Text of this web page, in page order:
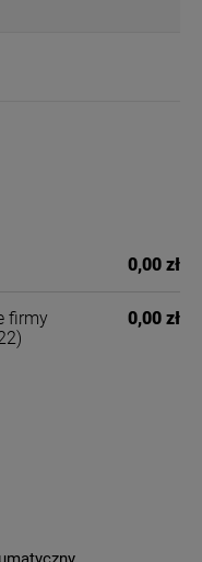
0,00 zł
firmy
0,00 zł